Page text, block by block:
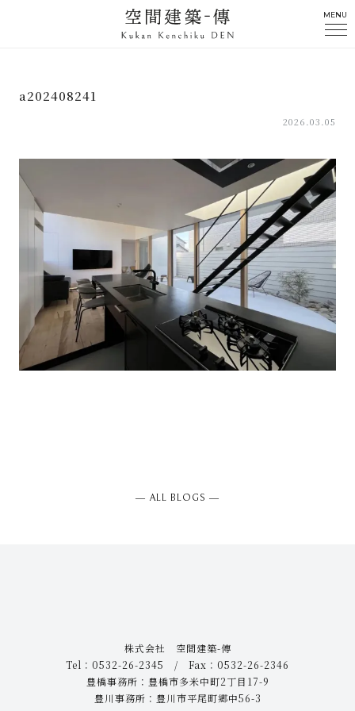
MENU
a202408241
2026.03.05
― ALL BLOGS ―
株式会社 空間建築-傳
Tel：0532-26-2345 / Fax：0532-26-2346
豊橋事務所：豊橋市多米中町2丁目17-9
豊川事務所：豊川市平尾町郷中56-3